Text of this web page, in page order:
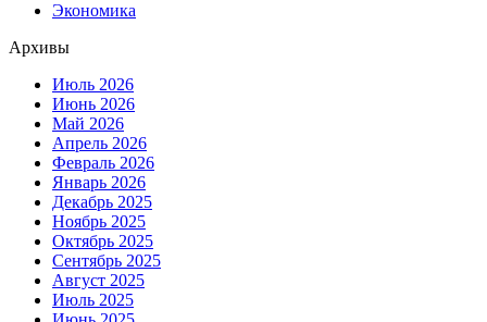
Экономика
Архивы
Июль 2026
Июнь 2026
Май 2026
Апрель 2026
Февраль 2026
Январь 2026
Декабрь 2025
Ноябрь 2025
Октябрь 2025
Сентябрь 2025
Август 2025
Июль 2025